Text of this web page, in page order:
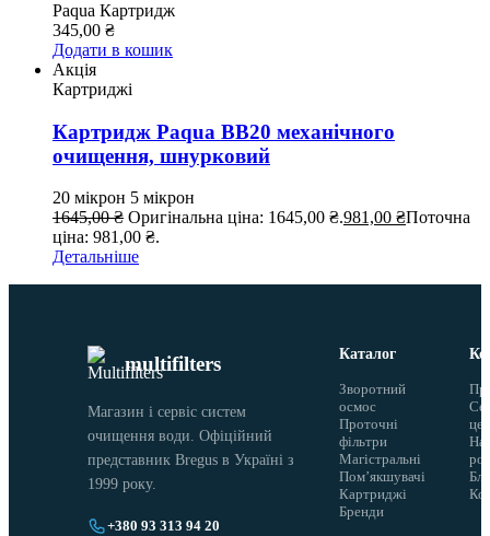
Paqua Картридж
345,00 ₴
Додати в кошик
Акція
Картриджі
Картридж Paqua BB20 механічного
очищення, шнурковий
20 мікрон 5 мікрон
1645,00₴ Оригінальна ціна: 1645,00 ₴.981,00 ₴Поточна
ціна: 981,00 ₴.
Детальніше
multifilters
Магазин і сервіс систем
очищення води. Офіційний
представник Bregus в Україні з
1999 року.
+380 93 313 94 20
Каталог
Зворотний
осмос
Проточні
фільтри
Магістральні
Помʼякшувачі
Картриджі
Бренди